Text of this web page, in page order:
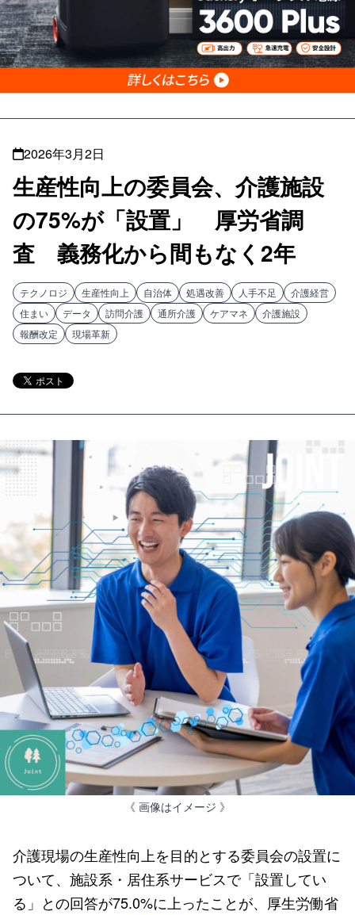
2026年3月2日
生産性向上の委員会、介護施設
の75%が「設置」 厚労省調
査 義務化から間もなく2年
テクノロジ 生産性向上 自治体 処遇改善 人手不足
介護経営
住まい
データ 訪問介護 通所介護 ケアマネ
介護施設
報酬改定
現場革新
《 画像はイメージ 》
介護現場の生産性向上を目的とする委員会の設置に
ついて、施設系・居住系サービスで「設置してい
る」との回答が75.0%に上ったことが、厚生労働省